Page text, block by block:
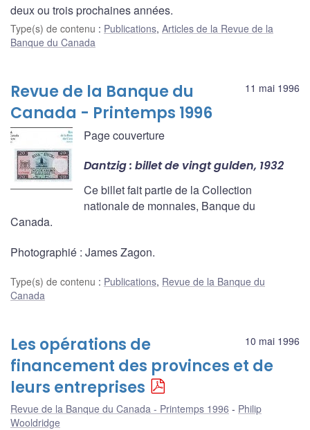
deux ou trois prochaines années.
Type(s) de contenu : Publications, Articles de la Revue de la
Banque du Canada
11 mai 1996
Revue de la Banque du
Canada - Printemps 1996
Page couverture
Dantzig : billet de vingt gulden, 1932
Ce billet fait partie de la Collection
nationale de monnaies, Banque du
Canada.
Photographié : James Zagon.
Type(s) de contenu : Publications, Revue de la Banque du
Canada
10 mai 1996
Les opérations de
financement des provinces et de
leurs entreprises
Revue de la Banque du Canada - Printemps 1996
Philip
Wooldridge